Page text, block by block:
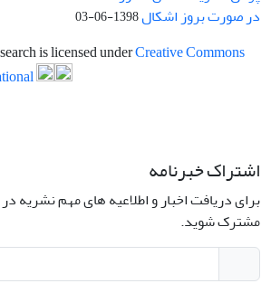
در صورت بروز اشکال1398-06-03
is licensed underCreative Commons
اشتراک خبرنامه
برای دریافت اخبار و اطلاعیه های مهم نشریه
مشترک شوید.